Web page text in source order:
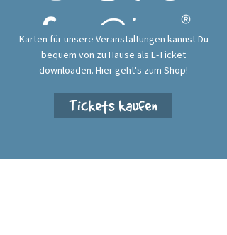
Karten für unsere Veranstaltungen kannst Du
bequem von zu Hause als E-Ticket
downloaden. Hier geht's zum Shop!
Tickets kaufen